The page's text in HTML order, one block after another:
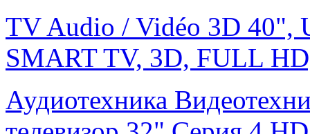
TV Audio / Vidéo 3D 40",
SMART TV, 3D, FULL
Аудиотехника